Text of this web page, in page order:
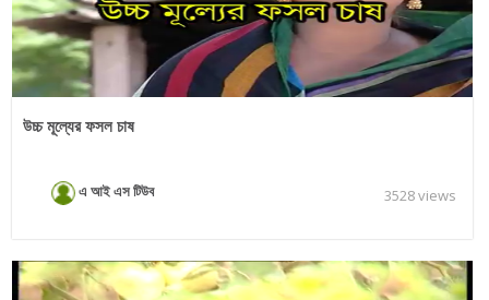
উচ্চ মূল্যের ফসল চাষ
এ আই এস টিউব 3528 views